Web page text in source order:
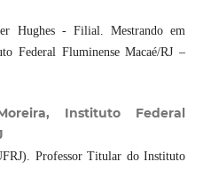
Hughes - Filial. Mestrando em
Federal Fluminense Macaé/RJ –
Instituto Federal
Professor Titular do Instituto